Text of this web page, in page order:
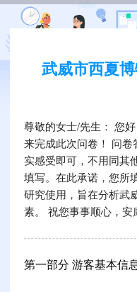
武威市西夏
尊敬的女士/先生： 您
来完成此次问卷！ 问
实感受即可，不用同其
填写。在此承诺，您所
研究使用，旨在分析武
素。 祝您事事顺心，安
第一部分 游客基本信